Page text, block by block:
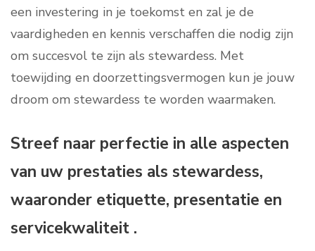
een investering in je toekomst en zal je de
vaardigheden en kennis verschaffen die nodig zijn
om succesvol te zijn als stewardess. Met
toewijding en doorzettingsvermogen kun je jouw
droom om stewardess te worden waarmaken.
Streef naar perfectie in alle aspecten
van uw prestaties als stewardess,
waaronder etiquette, presentatie en
servicekwaliteit .